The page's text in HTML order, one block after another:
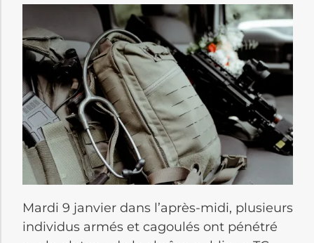
Mardi 9 janvier dans l’après-midi, plusieurs
individus armés et cagoulés ont pénétré